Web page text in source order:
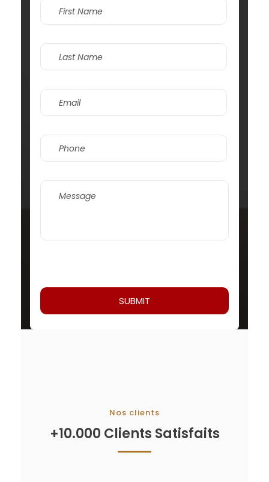
Nos clients
+10.000 Clients Satisfaits